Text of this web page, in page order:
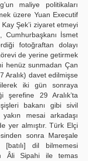
maliye politikaları
üzere Yuan Executif
Şek’i ziyaret etmeyi
Cumhurbaşkanı İsmet
fotoğraftan dolayı
de yerine getirmek
henüz sunmadan Çan
Aralık) davet edilmişse
iki gün sonraya
şerefine 29 Aralık’ta
bakanı gibi sivil
mesai arkadaşı
yer almıştır. Türk Elçi
sonra Mareşale
[batılı] dil bilmemesi
Âli Sipahi ile temas